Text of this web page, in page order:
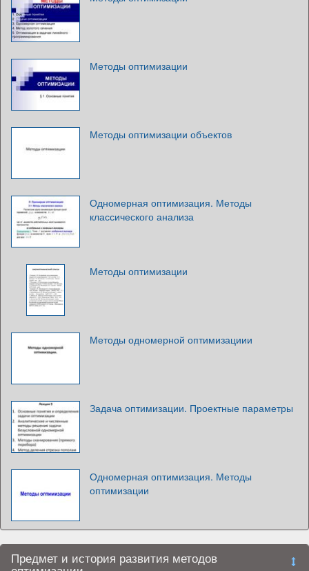
Методы оптимизации
Методы оптимизации объектов
Одномерная оптимизация. Методы
классического анализа
Методы оптимизации
Методы одномерной оптимизациии
Задача оптимизации. Проектные параметры
Одномерная оптимизация. Методы
оптимизации
Предмет и история развития методов